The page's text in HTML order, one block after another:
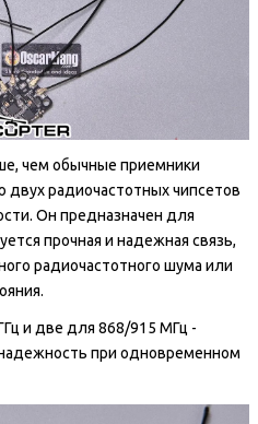
чем обычные приемники
двух радиочастотных чипсетов
Он предназначен для
прочная и надежная связь,
радиочастотного шума или
и две для 868/915 МГц -
при одновременном